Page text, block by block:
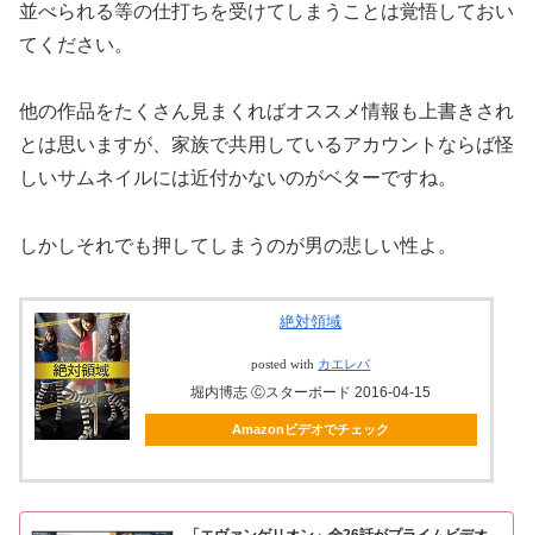
並べられる等の仕打ちを受けてしまうことは覚悟しておい
てください。
他の作品をたくさん見まくればオススメ情報も上書きされ
とは思いますが、家族で共用しているアカウントならば怪
しいサムネイルには近付かないのがベターですね。
しかしそれでも押してしまうのが男の悲しい性よ。
絶対領域
posted with カエレバ
堀内博志 Ⓒスターボード 2016-04-15
Amazonビデオでチェック